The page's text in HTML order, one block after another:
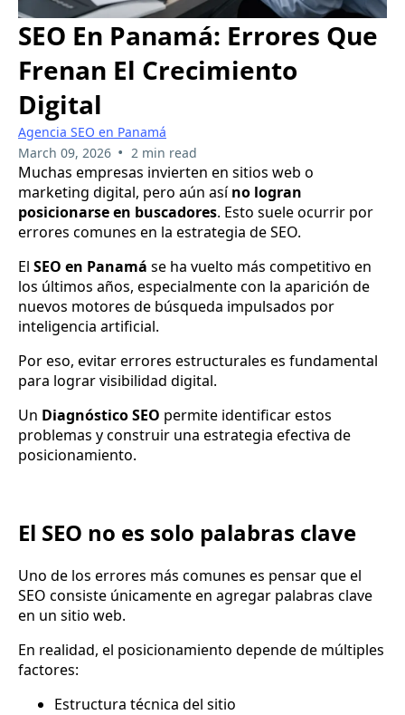
SEO En Panamá: Errores Que
Frenan El Crecimiento
Digital
Agencia SEO en Panamá
March 09, 2026 • 2 min read
Muchas empresas invierten en sitios web o
marketing digital, pero aún asíno logran
posicionarse en buscadores. Esto suele ocurrir por
errores comunes en la estrategia de SEO.
El SEO en Panamá se ha vuelto más competitivo en
los últimos años, especialmente con la aparición de
nuevos motores de búsqueda impulsados por
inteligencia artificial.
Por eso, evitar errores estructurales es fundamental
para lograr visibilidad digital.
Un Diagnóstico SEO permite identificar estos
problemas y construir una estrategia efectiva de
posicionamiento.
El SEO no es solo palabras clave
Uno de los errores más comunes es pensar que el
SEO consiste únicamente en agregar palabras clave
en un sitio web.
En realidad, el posicionamiento depende de múltiples
factores:
Estructura técnica del sitio